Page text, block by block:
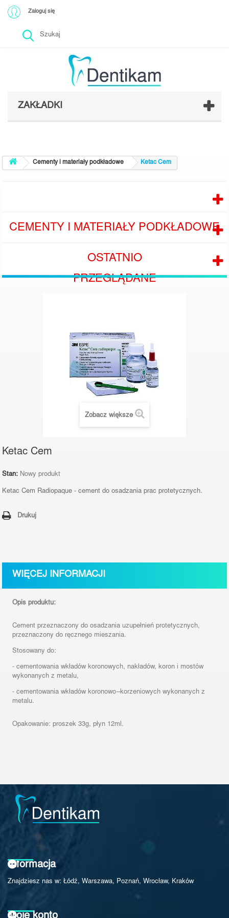
Zaloguj się
ZAKŁADKI
Cementy i materiały podkładowe Ketac Cem
CEMENTY I MATERIAŁY PODKŁADOWE
OSTATNIO
PRZEGLĄDANE
Zobacz większe
Ketac Cem
Stan: Nowy produkt
Ketac Cem Radiopaque - cement do osadzania prac protetycznych.
Drukuj
WIĘCEJ INFORMACJI
Opis produktu:
Cement przeznaczony do osadzania uzupełnień protetycznych,
przeznaczony do ręcznego mieszania.
Stosowany do:
-cementowania wkładów koronowych, nakładów, koron i mostów
wykonanych z metalu,
- cementowania wkładów koronowo–korzeniowych wykonanych z
metalu.
Opakowanie: proszek 33g, płyn 12ml.
Informacja
Znajdziesz nas w: Łódź, Warszawa, Poznań, Wrocław, Kraków
Moje konto